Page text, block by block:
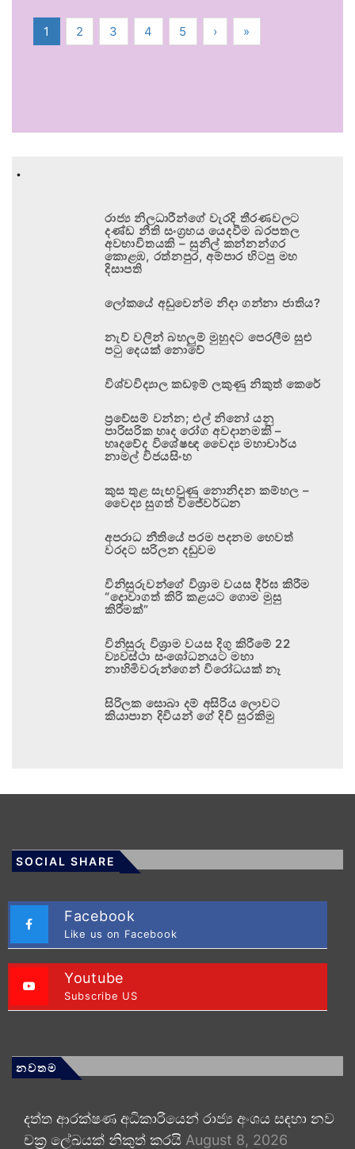
1 2 3 4 5 › »
.
රාජ්‍ය නිලධාරීන්ගේ වැරදි තීරණවලට
දණ්ඩ නීති සංග්‍රහය යෙදවීම බරපතල
අවභාවිතයකි – සුනිල් කන්නන්ගර
කොළඹ, රත්නපුර, අම්පාර හිටපු මහ
දිසාපති
ලෝකයේ අඩුවෙන්ම නිදා ගන්නා ජාතිය?
නැව් වලින් බහලුම් මුහුදට පෙරලීම සුළු
පටු දෙයක් නොවේ
විශ්වවිද්‍යාල කඩඉම් ලකුණු නිකුත් කෙරේ
ප්‍රවේසම් වන්න; එල් නිනෝ යනු
පාරිසරික හෘද රෝග අවදානමකි –
හෘදවේද විශේෂඥ වෛද්‍ය මහාචාර්ය
නාමල් විජයසිංහ
කුස තුළ සැඟවුණු නොනිදන කම්හල –
වෛද්‍ය සුගත් විජේවර්ධන
අපරාධ නීතියේ පරම පදනම හෙවත්
වරදට සරිලන දඬුවම
විනිසුරුවන්ගේ විශ්‍රාම වයස දීර්ඝ කිරීම
“දොවාගත් කිරි කළයට ගොම මුසු
කිරීමක්”
විනිසුරු විශ්‍රාම වයස දිගු කිරීමේ 22
ව්‍යවස්ථා සංශෝධනයට මහා
නාහිමිවරුන්ගෙන් විරෝධයක් නෑ
සිරිලක සොබා දම් අසිරිය ලොවට
කියාපාන දිවියන් ගේ දිවි සුරකිමු
SOCIAL SHARE
Facebook
Like us on Facebook
Youtube
Subscribe US
නවතම
දත්ත ආරක්ෂණ අධිකාරියෙන් රාජ්‍ය අංශය සඳහා නව
චක්‍ර ලේඛයක් නිකුත් කරයි August 8, 2026